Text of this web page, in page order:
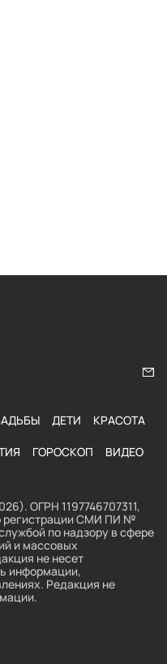
ДЕТИ КРАСОТА
ГОРОСКОП ВИДЕО
ОГРН 1197746707311,
регистрации СМИ ПИ №
по надзору в сфере
и массовых
не несет
информации,
Редакция не